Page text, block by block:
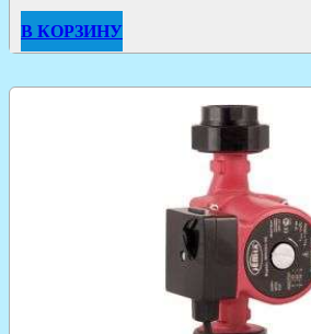
В КОРЗИНУ